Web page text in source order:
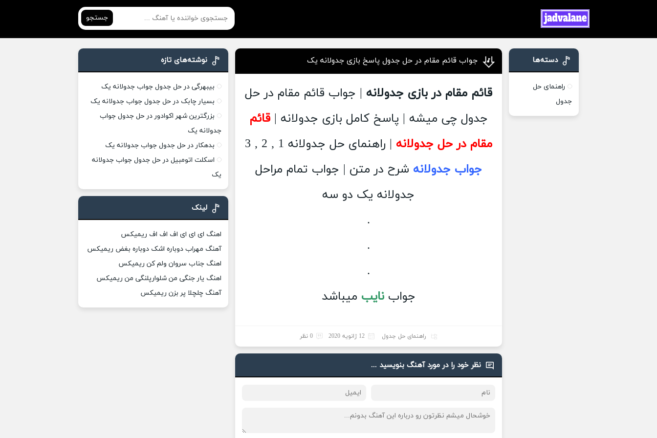
جستجو
جواب قائم مقام در حل جدول پاسخ بازی جدولانه یک
قائم مقام در بازی جدولانه | جواب قائم مقام در حل
جدول چی میشه | پاسخ کامل بازی جدولانه |قائم
مقام در حل جدولانه | راهنمای حل جدولانه 1 , 2 , 3
جواب جدولانه شرح در متن | جواب تمام مراحل
جدولانه یک دو سه
.
.
.
جوابنایب میباشد
راهنمای حل جدول 12 ژانویه 2020 0 نظر
نظر خود را در مورد آهنگ بنویسید ...
دسته‌ها
راهنمای حل
جدول
نوشته‌های تازه
بیبهرگی در حل جدول جواب جدولانه یک
بسیار چابک در حل جدول جواب جدولانه یک
بزرگترین شهر اکوادور در حل جدول جواب
جدولانه یک
بدهکار در حل جدول جواب جدولانه یک
اسکلت اتومبیل در حل جدول جواب جدولانه
یک
لینک
اهنگ ای ای ای اف اف اف ریمیکس
آهنگ مهراب دوباره اشک دوباره بغض ریمیکس
اهنگ جناب سروان ولم کن ریمیکس
اهنگ یار جنگی من شلوارپلنگی من ریمیکس
آهنگ چلچلا پر بزن ریمیکس